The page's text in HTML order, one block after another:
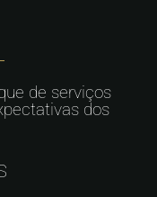
de serviços
dos